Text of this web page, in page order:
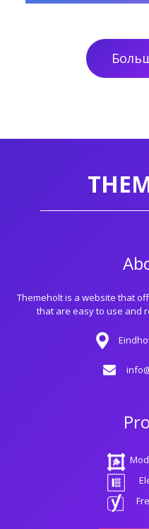
Themeholt is a website that
that are easy to use and